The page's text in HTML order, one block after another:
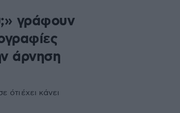
γράφουν
άρνηση
έχει κάνει